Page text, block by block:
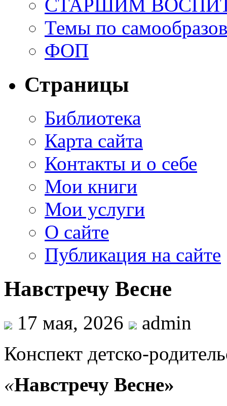
СТАРШИМ
Темы по
ФОП
Страницы
Библиотека
Карта сайта
Контакты и о себе
Мои книги
Мои услуги
О сайте
Публикация на сайте
Навстречу Весне
17 мая, 2026
admin
Конспект детско-
«Навстречу Весне»